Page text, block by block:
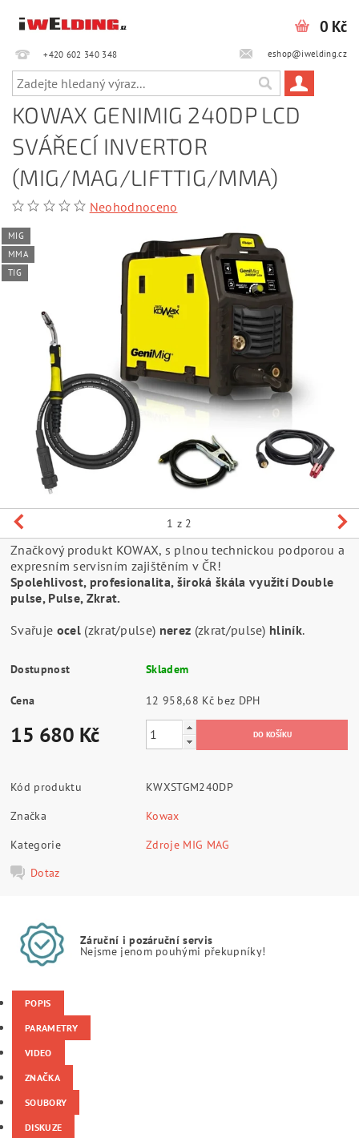
+420 602 340 348‎‎ eshop@iwelding.cz
0 Kč
KOWAX GENIMIG 240DP LCD
SVÁŘECÍ INVERTOR
(MIG/MAG/LIFTTIG/MMA)
Neohodnoceno
MIG
MMA
TIG
1 z 2
Značkový produkt KOWAX, s plnou technickou podporou a
expresním servisním zajištěním v ČR!
Spolehlivost, profesionalita, široká škála využití Double
pulse, Pulse, Zkrat.
Svařuje ocel(zkrat/pulse) nerez (zkrat/pulse) hliník.
Dostupnost Skladem
Cena 12 958,68 Kč bez DPH
15 680 Kč
Kód produktu
KWXSTGM240DP
Značka
Kowax
Kategorie
Zdroje MIG MAG
Dotaz
Záruční i pozáruční servis
Nejsme jenom pouhými překupníky!
POPIS
PARAMETRY
VIDEO
ZNAČKA
SOUBORY
DISKUZE